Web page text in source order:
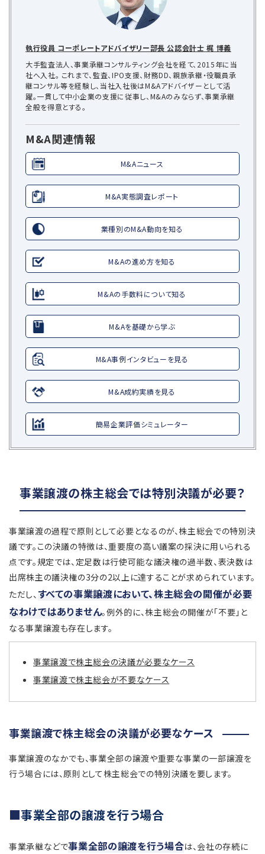
執行役員 コーポレートアドバイザリー部長 公認会計士 梶 博義
大手監査法人、事業承継コンサルティング会社を経て、2015年に当
社へ入社。 これまで、監査、IPO支援、財務DD、親族承継・役職員承
継コンサル等を経験し、当社入社後はM&Aアドバイザーとして活
躍。一貫して中小企業の支援に従事し、M&Aのみならず、事業承継
全般を得意とする。
M&A関連情報
M&Aニュース
M&A実態調査レポート
業種別のM&A動向を知る
M&Aの進め方を知る
M&Aの手数料について知る
M&Aを基礎から学ぶ
M&A事例インタビューを見る
M&A成約実績を見る
簡易企業評価シミュレーター
事業譲渡の株主総会では特別決議が必要？
事業譲渡の過程で原則として必要となるのが、株主総会での特別決
議です。この決議の特徴は、重要度の高い議案の採決に用いられる
点です。規定では、定足数は行使可能な議決権の過半数、表決数は
出席株主の議決権の3分の2以上に達することが求められています。
ただし、 すべての事業譲渡において、株主総会の開催が必要
なわけではありません。例外的に、株主総会の開催が「不要」と
なる事業譲渡も存在します。
事業譲渡で株主総会の決議が必要なケース
事業譲渡で株主総会が不要なケース
事業譲渡で株主総会の決議が必要なケース
事業譲渡のなかでも、事業全部の譲渡や重要な事業の一部譲渡を
行う場合には、原則として株主総会での特別決議を要します。
事業全部の譲渡を行う場合
事業承継などで事業全部の譲渡を行う場合は、会社の存続に